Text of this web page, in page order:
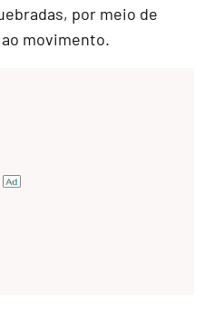
por meio de
movimento.